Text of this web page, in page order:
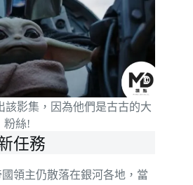
該影集，因為他們是古古的大
粉絲!
任務
領主仍散落在銀河各地，當